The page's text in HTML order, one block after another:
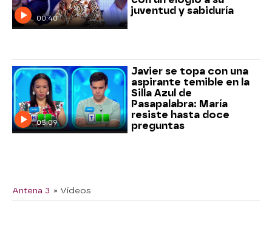
00:40
juventud y sabiduría
05:09
Javier se topa con una
aspirante temible en la
Silla Azul de
Pasapalabra: María
resiste hasta doce
preguntas
Antena 3 » Vídeos